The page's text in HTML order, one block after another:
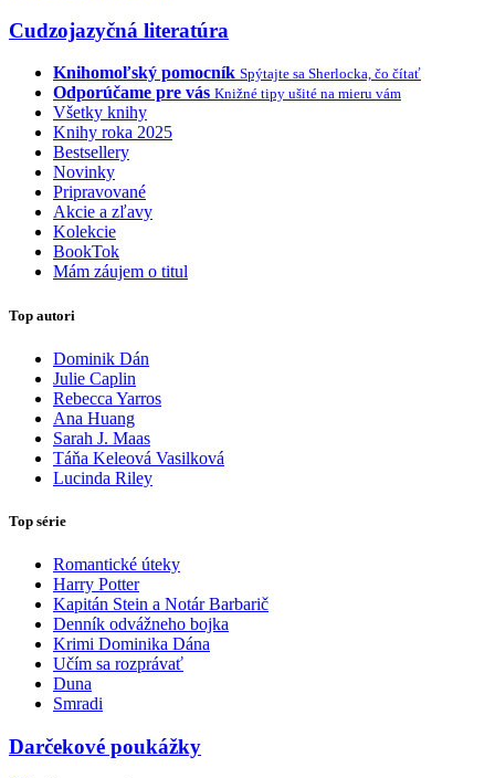
Cudzojazyčná literatúra
Knihomoľský pomocník Spýtajte sa Sherlocka, čo čítať
Odporúčame pre vás Knižné tipy ušité na mieru vám
Všetky knihy
Knihy roka 2025
Bestsellery
Novinky
Pripravované
Akcie a zľavy
Kolekcie
BookTok
Mám záujem o titul
Top autori
Dominik Dán
Julie Caplin
Rebecca Yarros
Ana Huang
Sarah J. Maas
Táňa Keleová Vasilková
Lucinda Riley
Top série
Romantické úteky
Harry Potter
Kapitán Stein a Notár Barbarič
Denník odvážneho bojka
Krimi Dominika Dána
Učím sa rozprávať
Duna
Smradi
Darčekové poukážky